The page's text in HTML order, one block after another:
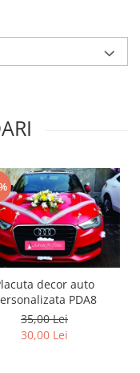
decor auto
PDA8
35,00 Lei
30,00 Lei